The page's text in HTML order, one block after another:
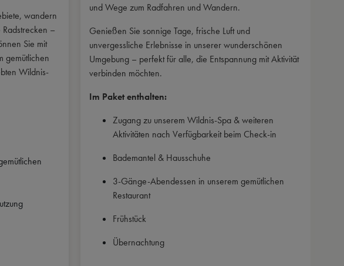
wandern
–
Sie mit
gemütlichen
Wildnis-
und Wege zum Radfahren und Wandern.
Genießen Sie sonnige Tage, frische Luft und
unvergessliche Erlebnisse in unserer wunderschönen
Umgebung – perfekt für alle, die Entspannung mit Aktivität
verbinden möchten.
Im Paket enthalten:
Zugang zu unserem Wildnis-Spa & weiteren
Aktivitäten nach Verfügbarkeit beim Check-in
Bademantel & Hausschuhe
3-Gänge-Abendessen in unserem gemütlichen
Restaurant
Frühstück
Übernachtung